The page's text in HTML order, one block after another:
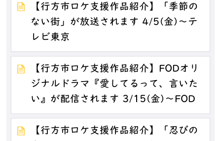
【行方市ロケ支援作品紹介】「季節の
ない街」が放送されます 4/5(金)～テ
レビ東京
【行方市ロケ支援作品紹介】FODオリ
ジナルドラマ『愛してるって、言いた
い』が配信されます 3/15(金)～FOD
【行方市ロケ支援作品紹介】「忍びの